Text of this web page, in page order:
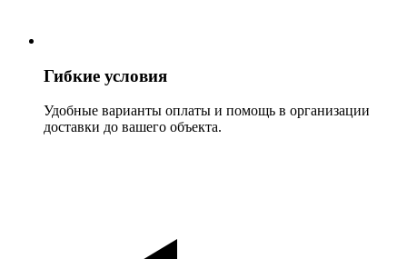
Гибкие условия
Удобные варианты оплаты и помощь в организации
доставки до вашего объекта.